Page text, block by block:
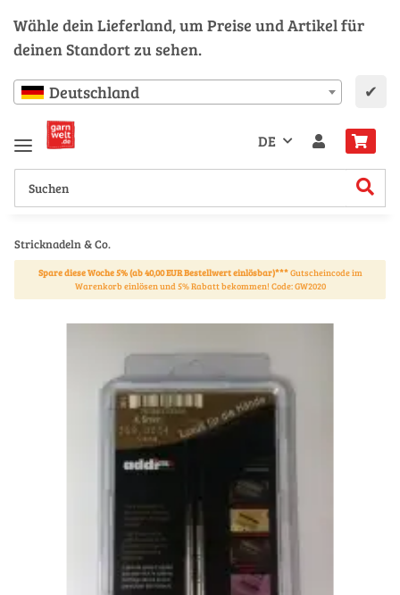
Wähle dein Lieferland, um Preise und Artikel für
deinen Standort zu sehen.
Deutschland ✔
DE
Stricknadeln & Co.
Spare diese Woche 5% (ab 40,00 EUR Bestellwert einlösbar)***Gutscheincode im
Warenkorb einlösen und 5% Rabatt bekommen! Code: GW2020